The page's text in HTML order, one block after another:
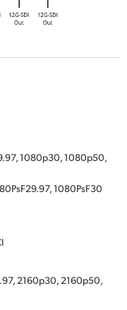
1080p30, 1080p50,
1080PsF30
2160p30, 2160p50,